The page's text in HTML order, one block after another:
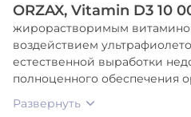
ORZAX, Vitamin D3 10
жирорастворимым
воздействием
естественной выработки
полноценного обеспечения
Развернуть